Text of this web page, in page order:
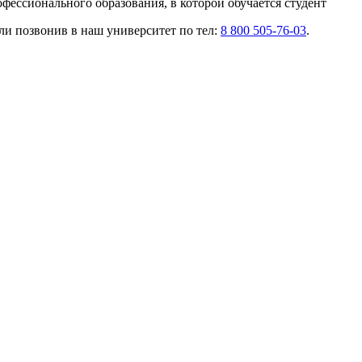
образования, в которой обучается студент
позвонив в наш университет по тел: 8 800 505-76-03.